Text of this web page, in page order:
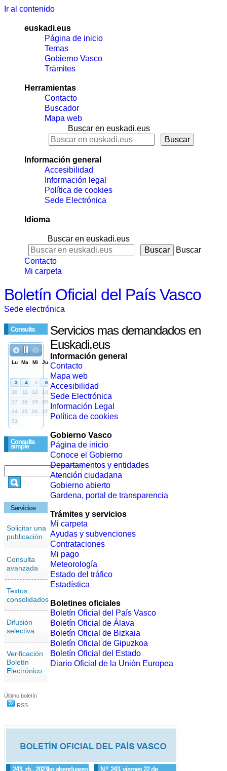
Ir al contenido
euskadi.eus
Página de inicio
Temas
Gobierno Vasco
Trámites
Herramientas
Contacto
Buscador
Mapa web
Buscar en euskadi.eus
Información general
Accesibilidad
Información legal
Política de cookies
Sede Electrónica
Idioma
Buscar en euskadi.eus
Buscar
Contacto
Mi carpeta
Boletín Oficial del País Vasco
Sede electrónica
Consulta
Consulta
simple
Servicios
Solicitar una
publicación
Consulta
avanzada
Textos
consolidados
Difusión
selectiva
Verificación
Boletín
Electrónico
Último boletín
RSS
243. zk., 2023ko abenduaren N.º243, viernes 22 de
Servicios mas demandados en
Euskadi.eus
Información general
Contacto
Mapa web
Accesibilidad
Sede Electrónica
Información Legal
Política de cookies
Gobierno Vasco
Página de inicio
Conoce el Gobierno
Departamentos y entidades
Atención ciudadana
Gobierno abierto
Gardena, portal de transparencia
Trámites y servicios
Mi carpeta
Ayudas y subvenciones
Contrataciones
Mi pago
Meteorología
Estado del tráfico
Estadística
Boletines oficiales
Boletín Oficial del País Vasco
Boletín Oficial de Álava
Boletín Oficial de Bizkaia
Boletín Oficial de Gipuzkoa
Boletín Oficial del Estado
Diario Oficial de la Unión Europea